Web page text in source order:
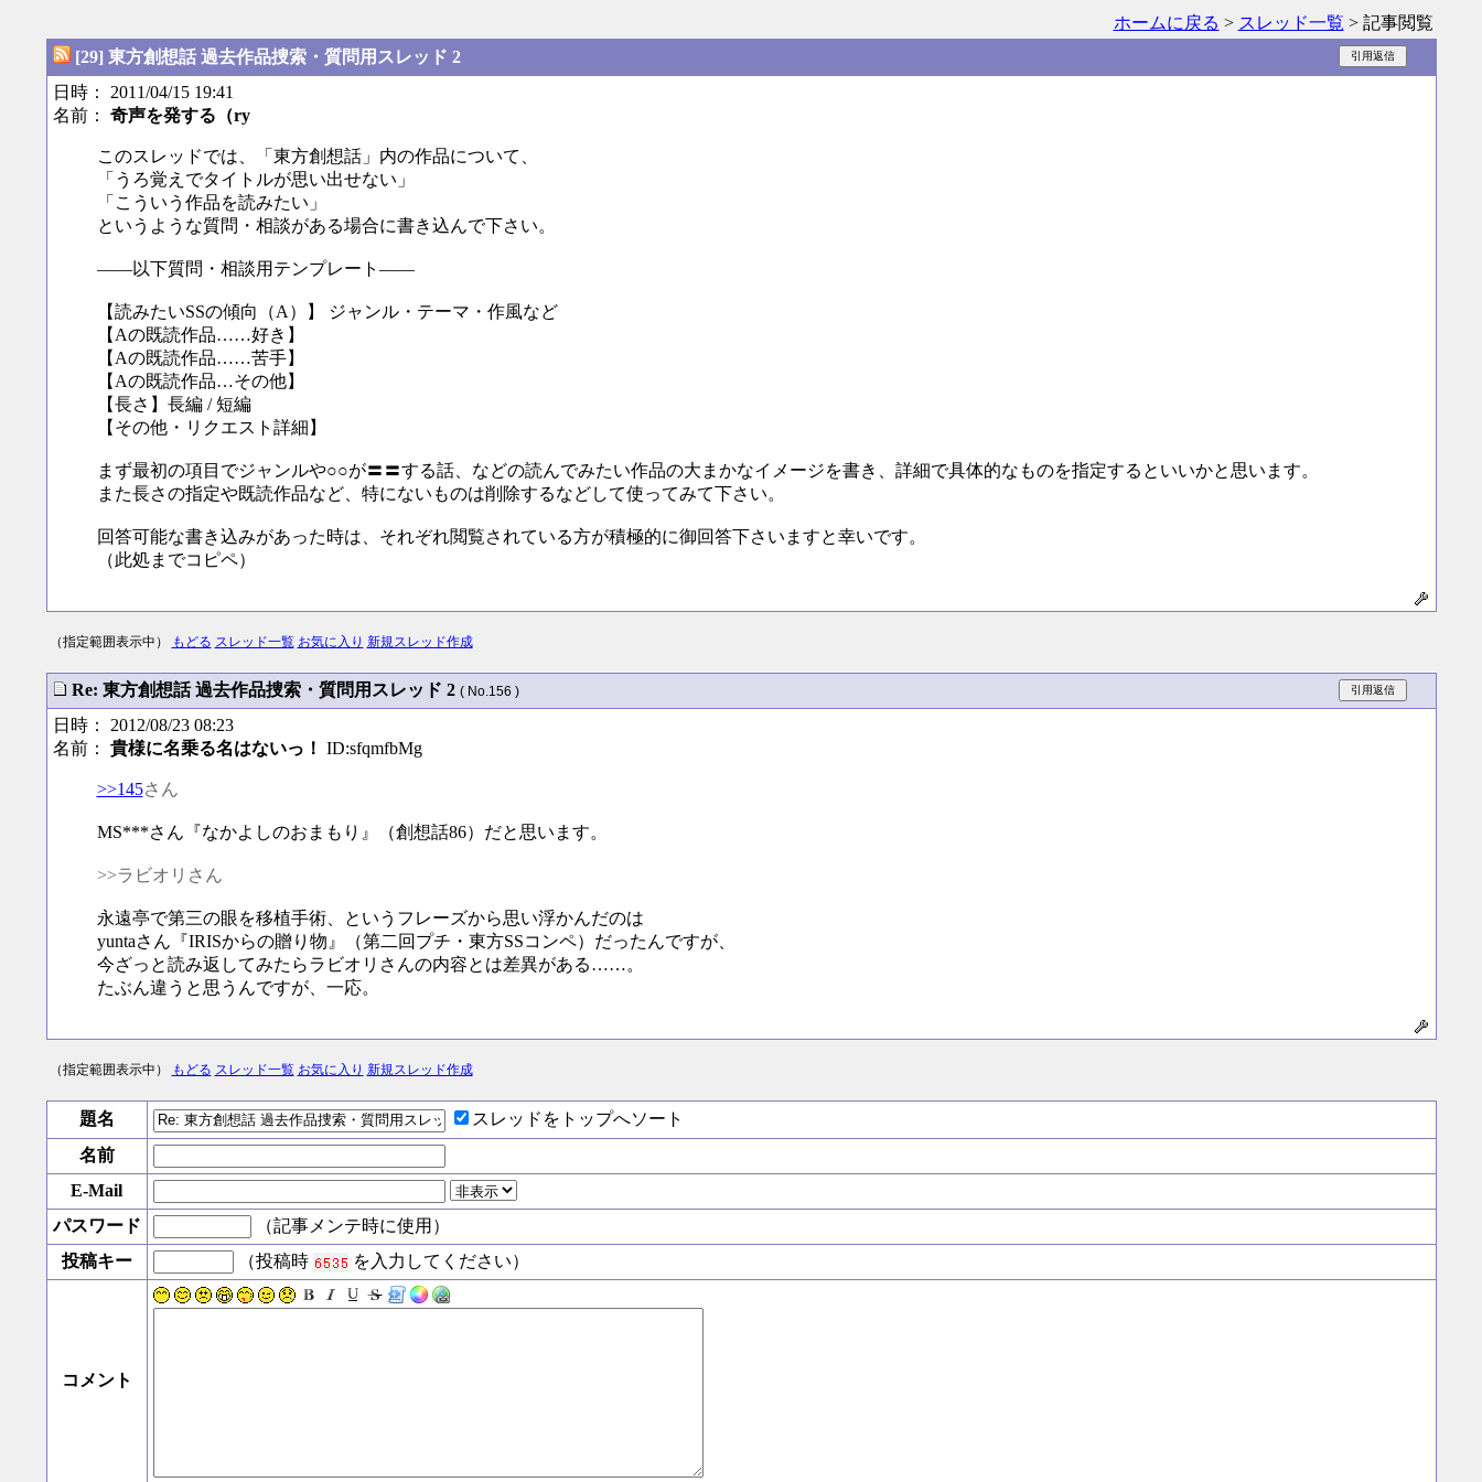
ホームに戻る > スレッド一覧 > 記事閲覧
[29] 東方創想話 過去作品捜索・質問用スレッド 2
日時： 2011/04/15 19:41
名前： 奇声を発する（ry
このスレッドでは、「東方創想話」内の作品について、
「うろ覚えでタイトルが思い出せない」
「こういう作品を読みたい」
というような質問・相談がある場合に書き込んで下さい。
――以下質問・相談用テンプレート――
【読みたいSSの傾向（A）】 ジャンル・テーマ・作風など
【Aの既読作品……好き】
【Aの既読作品……苦手】
【Aの既読作品…その他】
【長さ】長編 / 短編
【その他・リクエスト詳細】
まず最初の項目でジャンルや○○が〓〓する話、などの読んでみたい作品の大まかなイメージを書き、詳細で具体的なものを指定するといいかと思います。
また長さの指定や既読作品など、特にないものは削除するなどして使ってみて下さい。
回答可能な書き込みがあった時は、それぞれ閲覧されている方が積極的に御回答下さいますと幸いです。
（此処までコピペ）
（指定範囲表示中） もどる スレッド一覧 お気に入り 新規スレッド作成
Re: 東方創想話 過去作品捜索・質問用スレッド 2 ( No.156 )
日時： 2012/08/23 08:23
名前： 貴様に名乗る名はないっ！ ID:sfqmfbMg
>>145さん
MS***さん『なかよしのおまもり』（創想話86）だと思います。
>>ラビオリさん
永遠亭で第三の眼を移植手術、というフレーズから思い浮かんだのは
yuntaさん『IRISからの贈り物』（第二回プチ・東方SSコンペ）だったんですが、
今ざっと読み返してみたらラビオリさんの内容とは差異がある……。
たぶん違うと思うんですが、一応。
（指定範囲表示中） もどる スレッド一覧 お気に入り 新規スレッド作成
題名
スレッドをトップへソート
名前
E-Mail
パスワード
（記事メンテ時に使用）
投稿キー
（投稿時 を入力してください）
コメント